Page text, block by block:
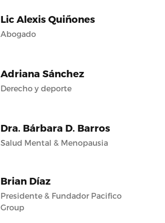
Lic Alexis Quiñones
Abogado
Adriana Sánchez
Derecho y deporte
Dra. Bárbara D. Barros
Salud Mental & Menopausia
Brian Díaz
Presidente & Fundador Pacifico
Group